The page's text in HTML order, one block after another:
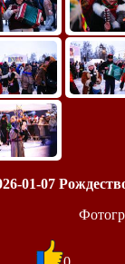
01-07